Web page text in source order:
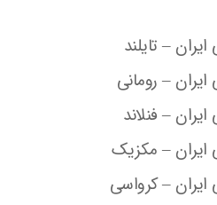
– تایلند
– رومانی
– فنلاند
ایران – مکزیک
ایران – کرواسی